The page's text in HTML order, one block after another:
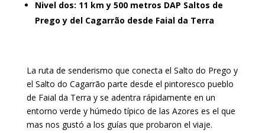
Nivel dos: 11 km y 500 metros DAP Saltos de
Prego y del Cagarrão desde Faial da Terra
La ruta de senderismo que conecta el Salto do Prego y
el Salto do Cagarrão parte desde el pintoresco pueblo
de Faial da Terra y se adentra rápidamente en un
entorno verde y húmedo típico de las Azores es el que
mas nos gustó a los guías que probaron el viaje.